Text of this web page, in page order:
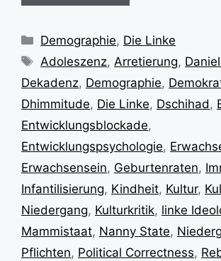
Kategorien
Demographie, Die Linke
Schlagwörter
Adoleszenz, Arretierung,
Dekadenz, Demographie,
Dhimmitude, Die Linke, Dschihad ,
Entwicklungsblockade,
Entwicklungspsychologie,
Erwachsensein, Geburtenraten,
Infantilisierung, Kindheit, Kultur,
Niedergang, Kulturkritik, linke
Mammistaat, Nanny State,
Pflichten, Political Correctness,